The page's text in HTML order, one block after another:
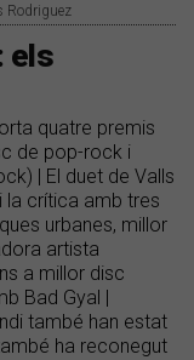
Rodriguez
els
quatre premis
de pop-rock i
| El duet de Valls
la crítica amb tres
urbanes, millor
artista
a millor disc
Bad Gyal |
també han estat
ha reconegut